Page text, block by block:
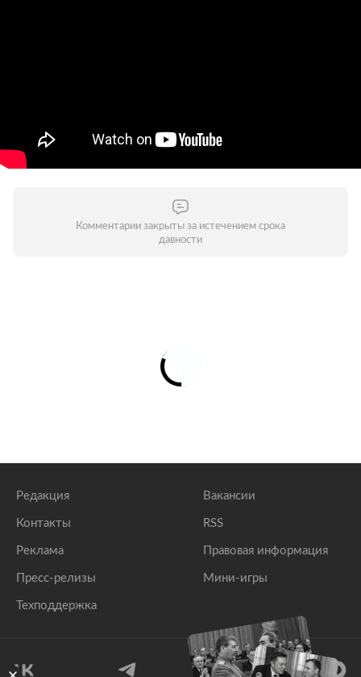
Комментарии закрыты за истечением срока
давности
Редакция
Контакты
Реклама
Пресс-релизы
Техподдержка
Вакансии
RSS
Правовая информация
Мини-игры